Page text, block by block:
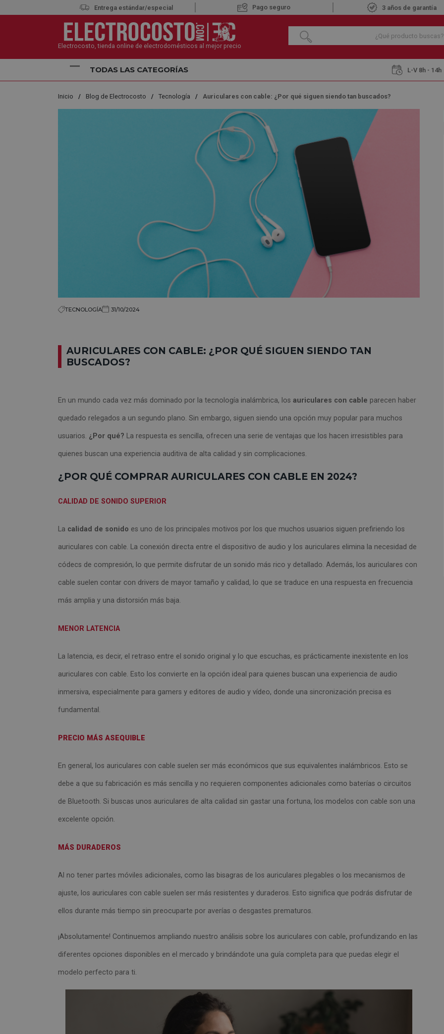
Entrega estándar/especial Pago seguro 3 años de garantía
Electrocosto, tienda online de electrodomésticos al mejor precio
TODAS LAS CATEGORÍAS L-V 8h - 14h
Inicio Blog de Electrocosto Tecnología Auriculares con cable: ¿Por qué siguen siendo tan buscados?
TECNOLOGÍA 31/10/2024
AURICULARES CON CABLE: ¿POR QUÉ SIGUEN SIENDO TAN
BUSCADOS?
En un mundo cada vez más dominado por la tecnología inalámbrica, los auriculares con cable parecen haber
quedado relegados a un segundo plano. Sin embargo, siguen siendo una opción muy popular para muchos
usuarios. ¿Por qué? La respuesta es sencilla, ofrecen una serie de ventajas que los hacen irresistibles para
quienes buscan una experiencia auditiva de alta calidad y sin complicaciones.
¿POR QUÉ COMPRAR AURICULARES CON CABLE EN 2024?
CALIDAD DE SONIDO SUPERIOR
La calidad de sonido es uno de los principales motivos por los que muchos usuarios siguen prefiriendo los
auriculares con cable. La conexión directa entre el dispositivo de audio y los auriculares elimina la necesidad de
códecs de compresión, lo que permite disfrutar de un sonido más rico y detallado. Además, los auriculares con
cable suelen contar con drivers de mayor tamaño y calidad, lo que se traduce en una respuesta en frecuencia
más amplia y una distorsión más baja.
MENOR LATENCIA
La latencia, es decir, el retraso entre el sonido original y lo que escuchas, es prácticamente inexistente en los
auriculares con cable. Esto los convierte en la opción ideal para quienes buscan una experiencia de audio
inmersiva, especialmente para gamers y editores de audio y vídeo, donde una sincronización precisa es
fundamental.
PRECIO MÁS ASEQUIBLE
En general, los auriculares con cable suelen ser más económicos que sus equivalentes inalámbricos. Esto se
debe a que su fabricación es más sencilla y no requieren componentes adicionales como baterías o circuitos
de Bluetooth. Si buscas unos auriculares de alta calidad sin gastar una fortuna, los modelos con cable son una
excelente opción.
MÁS DURADEROS
Al no tener partes móviles adicionales, como las bisagras de los auriculares plegables o los mecanismos de
ajuste, los auriculares con cable suelen ser más resistentes y duraderos. Esto significa que podrás disfrutar de
ellos durante más tiempo sin preocuparte por averías o desgastes prematuros.
¡Absolutamente! Continuemos ampliando nuestro análisis sobre los auriculares con cable, profundizando en las
diferentes opciones disponibles en el mercado y brindándote una guía completa para que puedas elegir el
modelo perfecto para ti.